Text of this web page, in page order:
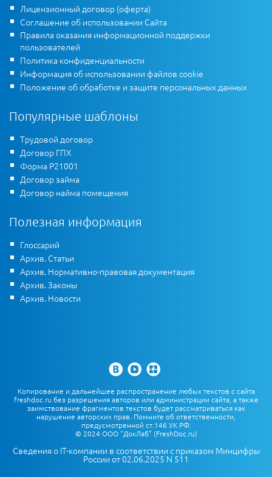
Лицензионный договор (оферта)
Соглашение об использовании Сайта
Правила оказания информационной поддержки
пользователей
Политика конфиденциальности
Информация об использовании файлов cookie
Положение об обработке и защите персональных данных
Популярные шаблоны
Трудовой договор
Договор ГПХ
Форма Р21001
Договор займа
Договор найма помещения
Полезная информация
Глоссарий
Архив. Статьи
Архив. Нормативно-правовая документация
Архив. Законы
Архив. Новости
Копирование и дальнейшее распространение любых текстов с сайта
freshdoc.ru без разрешения авторов или администрации сайта, а также
заимствование фрагментов текстов будет рассматриваться как
нарушение авторских прав. Помните об ответственности,
предусмотренной ст.146 УК РФ.
© 2024 ООО "ДокЛаб" (FreshDoc.ru)
Сведения о IT-компании в соответствии с приказом Минцифры
России от 02.06.2025 N 511